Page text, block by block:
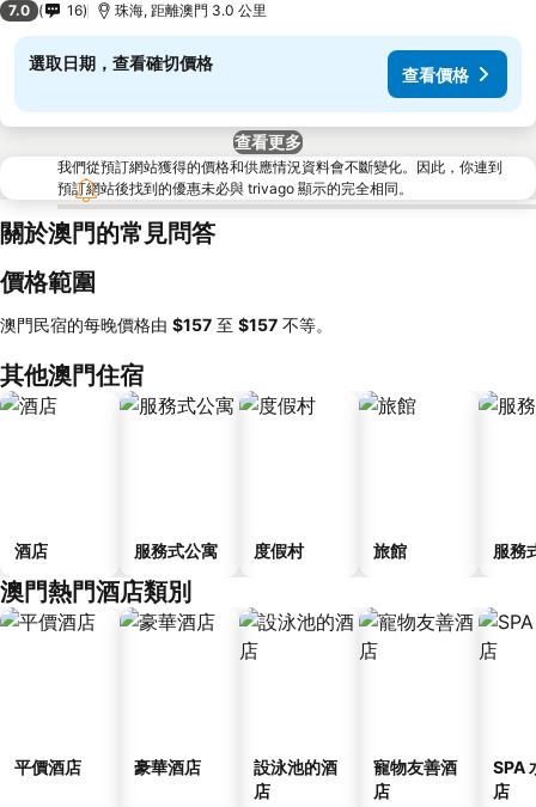
7.0 16 珠海, 距離澳門 3.0 公里
選取日期，查看確切價格
查看價格
查看更多
我們從預訂網站獲得的價格和供應情況資料會不斷變化。因此，你連到
預訂網站後找到的優惠未必與 trivago 顯示的完全相同。
關於澳門的常見問答
價格範圍
澳門民宿的每晚價格由 ‎$157 至 ‎$157 不等。
其他澳門住宿
酒店 服務式公寓 度假村 旅館 服務
澳門熱門酒店類別
平價酒店 豪華酒店
設泳池的酒
店
寵物友善酒
店
SPA
店